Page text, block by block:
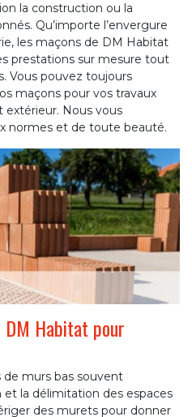
la construction ou la
Qu’importe l’envergure
les maçons de DM Habitat
prestations sur mesure tout
Vous pouvez toujours
maçons pour vos travaux
extérieur. Nous vous
normes et de toute beauté.
DM Habitat pour
murs bas souvent
la délimitation des espaces
des murets pour donner